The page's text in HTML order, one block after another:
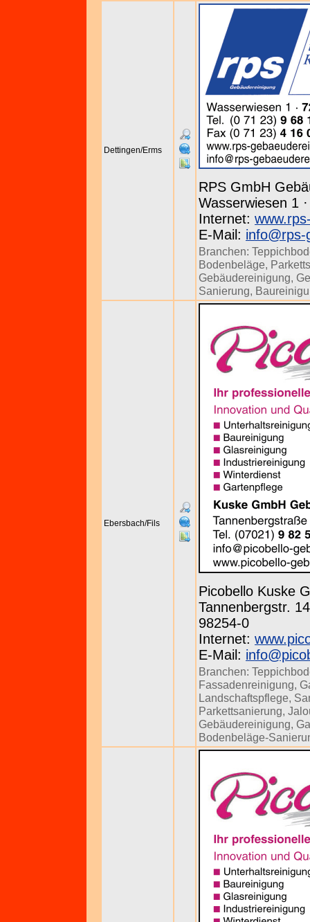
Dettingen/Erms
RPS GmbH
Wasserwiesen 1
Internet:
E-Mail: info@rps-
Branchen:
Bodenbeläge,
Gebäudereinigung,
Sanierung,
Ebersbach/Fils
Picobello Kuske
Tannenbergstr.
98254-0
Internet:
E-Mail:
Branchen:
Fassadenreinigung,
Landschaftspflege,
Parkettsanierung,
Gebäudereinigung,
Bodenbeläge-